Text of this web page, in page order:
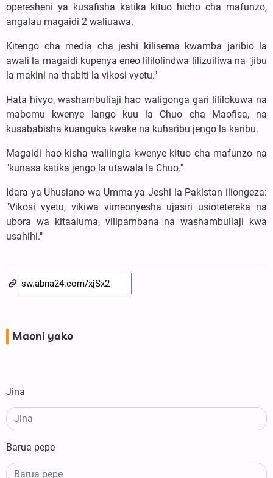
operesheni ya kusafisha katika kituo hicho cha mafunzo,
angalau magaidi 2 waliuawa.
Kitengo cha media cha jeshi kilisema kwamba jaribio la
awali la magaidi kupenya eneo lililolindwa lilizuiliwa na "jibu
la makini na thabiti la vikosi vyetu."
Hata hivyo, washambuliaji hao waligonga gari lililokuwa na
mabomu kwenye lango kuu la Chuo cha Maofisa, na
kusababisha kuanguka kwake na kuharibu jengo la karibu.
Magaidi hao kisha waliingia kwenye kituo cha mafunzo na
"kunasa katika jengo la utawala la Chuo."
Idara ya Uhusiano wa Umma ya Jeshi la Pakistan iliongeza:
"Vikosi vyetu, vikiwa vimeonyesha ujasiri usiotetereka na
ubora wa kitaaluma, vilipambana na washambuliaji kwa
usahihi."
Maoni yako
Jina
Barua pepe